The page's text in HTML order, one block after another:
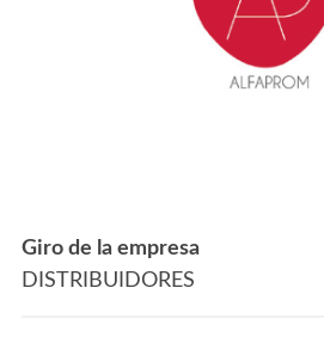
Giro de la empresa
DISTRIBUIDORES